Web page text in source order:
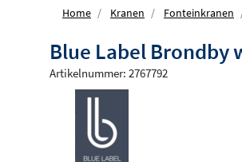
Home Kranen Fonteinkranen
Blue Label Brondby
Artikelnummer: 2767792